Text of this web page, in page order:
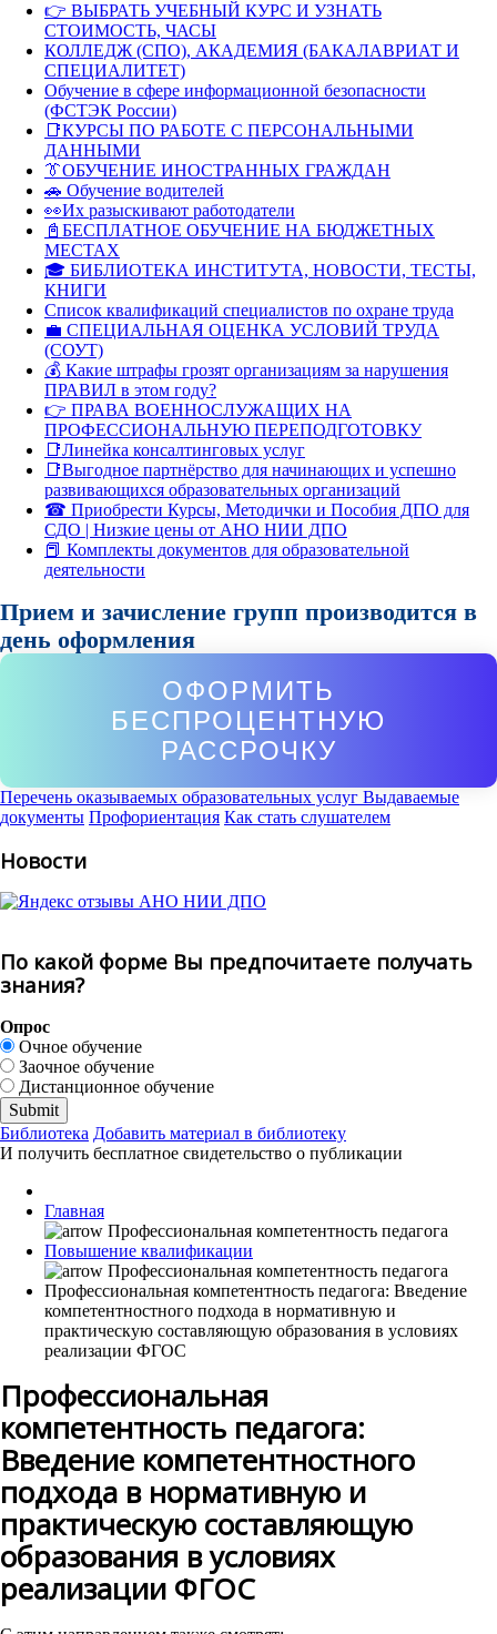
👉 ВЫБРАТЬ УЧЕБНЫЙ КУРС И УЗНАТЬ
СТОИМОСТЬ, ЧАСЫ
КОЛЛЕДЖ (СПО), АКАДЕМИЯ (БАКАЛАВРИАТ И
СПЕЦИАЛИТЕТ)
Обучение в сфере информационной безопасности
(ФСТЭК России)
📑КУРСЫ ПО РАБОТЕ С ПЕРСОНАЛЬНЫМИ
ДАННЫМИ
👔ОБУЧЕНИЕ ИНОСТРАННЫХ ГРАЖДАН
🚗 Обучение водителей
👀Их разыскивают работодатели
📓БЕСПЛАТНОЕ ОБУЧЕНИЕ НА БЮДЖЕТНЫХ
МЕСТАХ
🎓 БИБЛИОТЕКА ИНСТИТУТА, НОВОСТИ, ТЕСТЫ,
КНИГИ
Список квалификаций специалистов по охране труда
💼 СПЕЦИАЛЬНАЯ ОЦЕНКА УСЛОВИЙ ТРУДА
(СОУТ)
💰 Какие штрафы грозят организациям за нарушения
ПРАВИЛ в этом году?
👉 ПРАВА ВОЕННОСЛУЖАЩИХ НА
ПРОФЕССИОНАЛЬНУЮ ПЕРЕПОДГОТОВКУ
📑Линейка консалтинговых услуг
📑Выгодное партнёрство для начинающих и успешно
развивающихся образовательных организаций
☎ Приобрести Курсы, Методички и Пособия ДПО для
СДО | Низкие цены от АНО НИИ ДПО
📕 Комплекты документов для образовательной
деятельности
Прием и зачисление групп производится в
день оформления
ОФОРМИТЬ
БЕСПРОЦЕНТНУЮ
РАССРОЧКУ
Перечень оказываемых образовательных услуг Выдаваемые
документы Профориентация Как стать слушателем
Новости
По какой форме Вы предпочитаете получать
знания?
Опрос
Очное обучение
Заочное обучение
Дистанционное обучение
Библиотека Добавить материал в библиотеку
И получить бесплатное свидетельство о публикации
Главная
Повышение квалификации
Профессиональная компетентность педагога: Введение
компетентностного подхода в нормативную и
практическую составляющую образования в условиях
реализации ФГОС
Профессиональная
компетентность педагога:
Введение компетентностного
подхода в нормативную и
практическую составляющую
образования в условиях
реализации ФГОС